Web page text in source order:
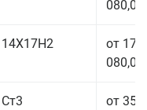
080,00
14Х17Н2
от 175
080,00
Ст3
от 35